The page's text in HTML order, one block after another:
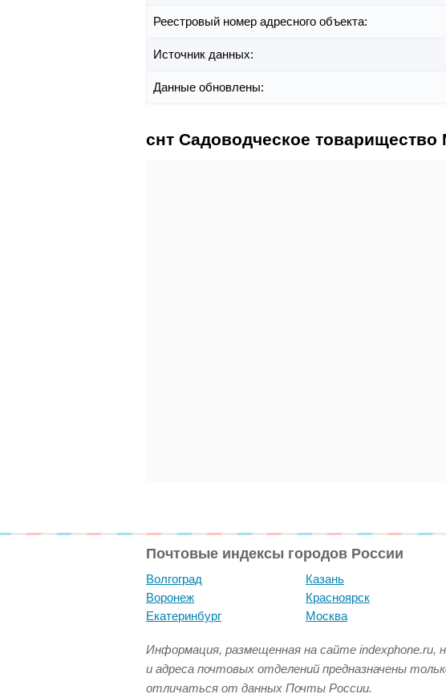
Реестровый номер адресного объекта:
Источник данных:
Данные обновлены:
снт Садоводческое товарищество
Почтовые индексы городов России
Волгоград
Воронеж
Екатеринбург
Казань
Красноярск
Москва
Информация, размещенная на сайте indexphone.ru,
и адреса почтовых отделений предназначены
отличаться от данных Почты России.